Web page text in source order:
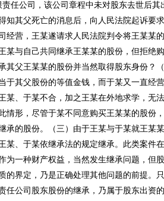
任公司，该公司章程中未对股东去世后
知其父死亡的消息后，向人民法院起诉要
经营，王某遂请求人民法院判令将王某某
某与自己共同继承王某某的股份，但拒绝
其父王某某的股份并当然取得股东身份？
于其父股份的等值金钱，而于某又一直经
某、于某不合，加之王某在外地求学，无
情形，尽管于某不同意购买王某某的股份
承的股份。（三）由于王某与于某就王某
某、于某依继承法的规定继承。此类案件
为一种财产权益，当然发生继承问题，但
的界定，乃是正确处理其他问题的前提。
任公司股东股份的继承，乃属于股东出资